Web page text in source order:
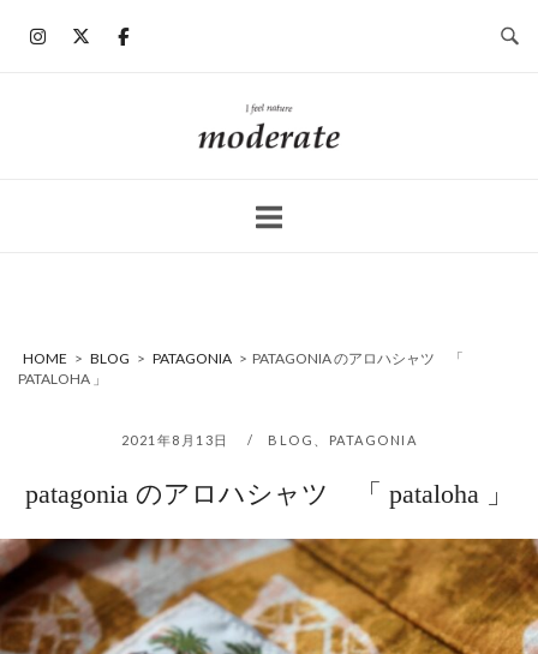
ホ
ー
HOME > BLOG > PATAGONIA > PATAGONIA のアロハシャツ 「
PATALOHA 」
2021年8月13日 BLOG PATAGONIA
patagonia のアロハシャツ 「 pataloha 」